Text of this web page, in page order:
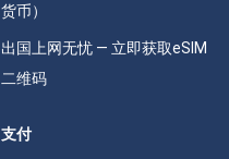
货币）
出国上网无忧 — 立即获取eSIM
二维码
支付